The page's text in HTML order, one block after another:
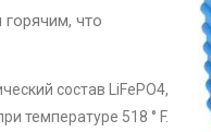
что
состав LiFePO4,
температуре 518 ° F.